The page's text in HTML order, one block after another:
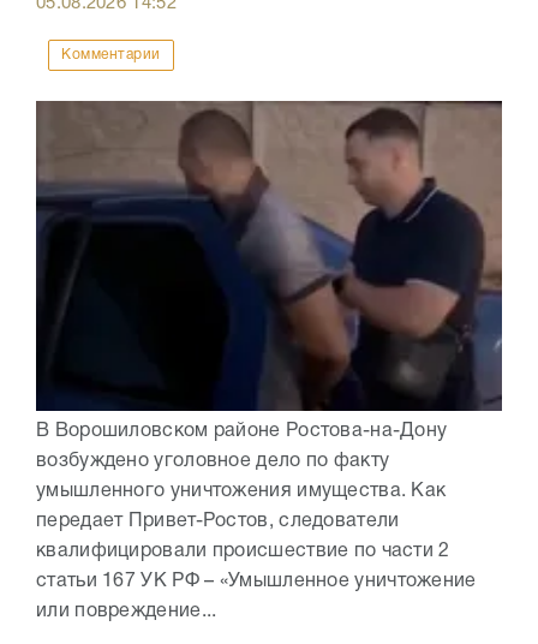
05.08.2026 14:52
Комментарии
В Ворошиловском районе Ростова-на-Дону
возбуждено уголовное дело по факту
умышленного уничтожения имущества. Как
передает Привет-Ростов, следователи
квалифицировали происшествие по части 2
статьи 167 УК РФ – «Умышленное уничтожение
или повреждение...